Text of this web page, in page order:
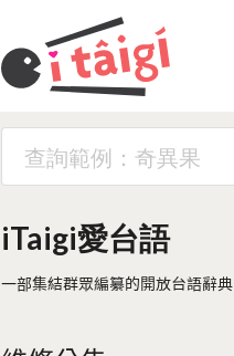
iTaigi愛台語
一部集結群眾編纂的開放台語辭典